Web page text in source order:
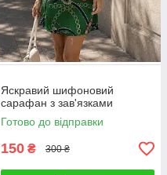
Яскравий шифоновий
сарафан з зав'язками
Готово до відправки
150 ₴ 300 ₴